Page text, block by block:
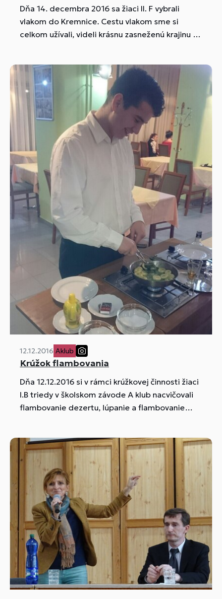
Dňa 14. decembra 2016 sa žiaci II. F vybrali
vlakom do Kremnice. Cestu vlakom sme si
celkom užívali, videli krásnu zasneženú krajinu a
Kremnici, Múzeum mincí, Uličku slávnych nosov,
nazreli do Múzea Gýču, pozreli sme si priestory
mincovne. Začítali sme sa do histórie Kremnice,
do akcie Kremnické gagy a videli sme aj
zasnežovanie priamo na námestí, kde sa budú
môcť aj návštevníci a obyvatelia lyžovať.
12.12.2016 Aklub
Krúžok flambovania
Dňa 12.12.2016 si v rámci krúžkovej činnosti žiaci
I.B triedy v školskom závode A klub nacvičovali
flambovanie dezertu, lúpanie a flambovanie